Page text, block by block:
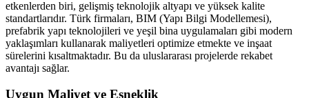
etkenlerden biri, gelişmiş teknolojik altyapı ve yüksek kalite
standartlarıdır. Türk firmaları, BIM (Yapı Bilgi Modellemesi),
prefabrik yapı teknolojileri ve yeşil bina uygulamaları gibi modern
yaklaşımları kullanarak maliyetleri optimize etmekte ve inşaat
sürelerini kısaltmaktadır. Bu da uluslararası projelerde rekabet
avantajı sağlar.
Uygun Maliyet ve Esneklik